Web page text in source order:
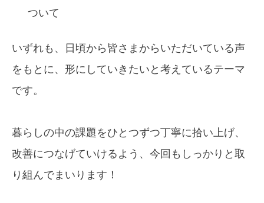
ついて
いずれも、日頃から皆さまからいただいている声
をもとに、形にしていきたいと考えているテーマ
です。
暮らしの中の課題をひとつずつ丁寧に拾い上げ、
改善につなげていけるよう、今回もしっかりと取
り組んでまいります！